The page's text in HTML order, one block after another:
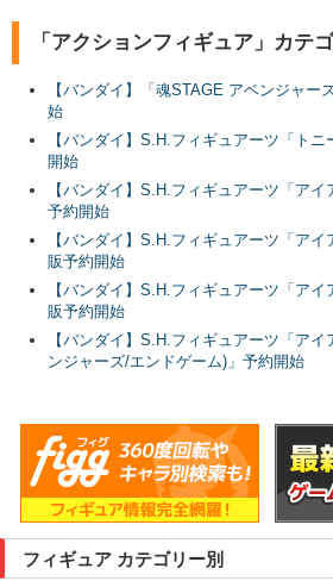
「アクションフィギュア」カテ
【バンダイ】「魂STAGE アベンジャー
始
【バンダイ】S.H.フィギュアーツ「ト
開始
【バンダイ】S.H.フィギュアーツ「ア
予約開始
【バンダイ】S.H.フィギュアーツ「ア
販予約開始
【バンダイ】S.H.フィギュアーツ「ア
販予約開始
【バンダイ】S.H.フィギュアーツ「ア
ンジャーズ/エンドゲーム)」予約開始
フィギュア カテゴリー別